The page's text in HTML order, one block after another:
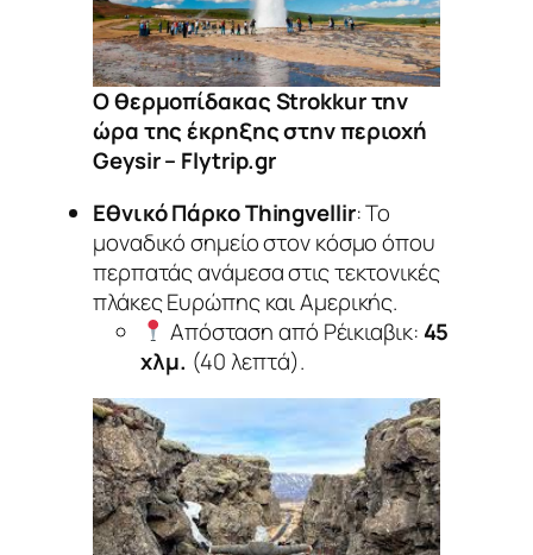
Ο θερμοπίδακας Strokkur την
ώρα της έκρηξης στην περιοχή
Geysir – Flytrip.gr
Εθνικό Πάρκο Thingvellir: Το
μοναδικό σημείο στον κόσμο όπου
περπατάς ανάμεσα στις τεκτονικές
πλάκες Ευρώπης και Αμερικής.
Απόσταση από Ρέικιαβικ: 45
χλμ. (40 λεπτά).